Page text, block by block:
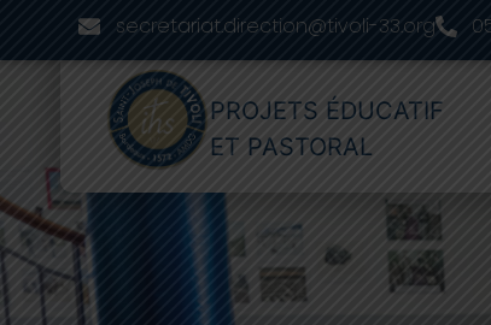
secretariat.direction@tivoli-33.org
PROJETS ÉDUCATIF
ET PASTORAL